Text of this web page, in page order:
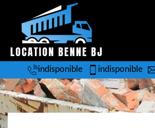
indisponible indisponible